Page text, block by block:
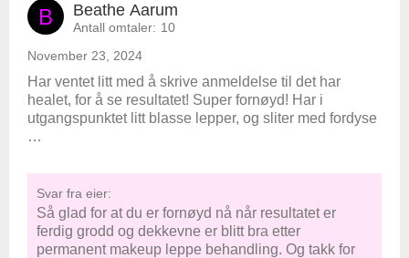
B Beathe Aarum
Antall omtaler: 10
November 23, 2024
Har ventet litt med å skrive anmeldelse til det har
healet, for å se resultatet! Super fornøyd! Har i
utgangspunktet litt blasse lepper, og sliter med fordyse
…
Svar fra eier:
Så glad for at du er fornøyd nå når resultatet er
ferdig grodd og dekkevne er blitt bra etter
permanent makeup leppe behandling. Og takk for